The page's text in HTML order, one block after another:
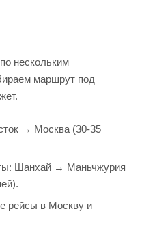
нескольким
маршрут под
→ Москва (30-35
Шанхай → Маньчжурия
рейсы в Москву и